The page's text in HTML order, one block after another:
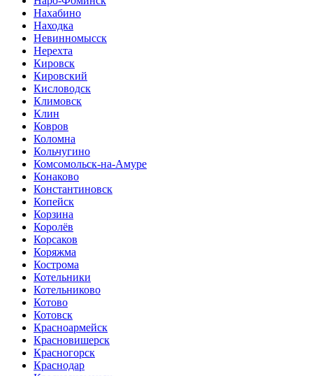
Нахабино
Находка
Невинномысск
Нерехта
Кировск
Кировский
Кисловодск
Климовск
Клин
Ковров
Коломна
Кольчугино
Комсомольск-на-Амуре
Конаково
Константиновск
Копейск
Корзина
Королёв
Корсаков
Коряжма
Кострома
Котельники
Котельниково
Котово
Котовск
Красноармейск
Красновишерск
Красногорск
Краснодар